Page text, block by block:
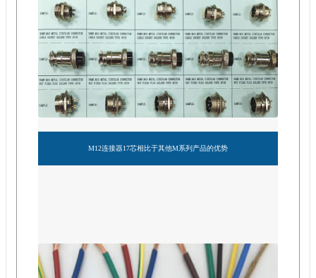
M12连接器17芯相比于其他M系列产品的优势